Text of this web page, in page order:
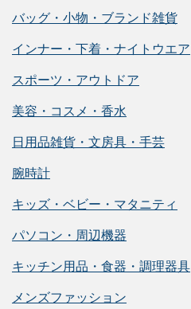
バッグ・小物・ブランド雑貨
インナー・下着・ナイトウエア
スポーツ・アウトドア
美容・コスメ・香水
日用品雑貨・文房具・手芸
腕時計
キッズ・ベビー・マタニティ
パソコン・周辺機器
キッチン用品・食器・調理器具
メンズファッション